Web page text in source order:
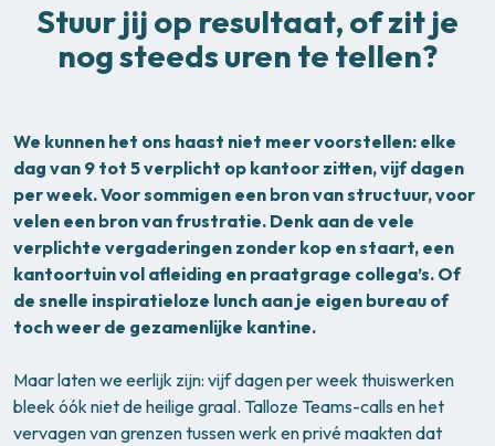
Stuur jij op resultaat, of zit je
nog steeds uren te tellen?
We kunnen het ons haast niet meer voorstellen: elke
dag van 9 tot 5 verplicht op kantoor zitten, vijf dagen
per week. Voor sommigen een bron van structuur, voor
velen een bron van frustratie. Denk aan de vele
verplichte vergaderingen zonder kop en staart, een
kantoortuin vol afleiding en praatgrage collega’s. Of
de snelle inspiratieloze lunch aan je eigen bureau of
toch weer de gezamenlijke kantine.
Maar laten we eerlijk zijn: vijf dagen per week thuiswerken
bleek óók niet de heilige graal. Talloze Teams-calls en het
vervagen van grenzen tussen werk en privé maakten dat